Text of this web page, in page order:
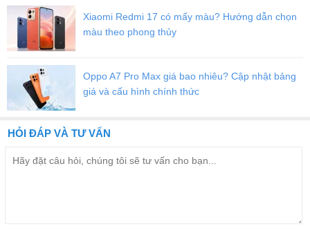
Xiaomi Redmi 17 có mấy màu? Hướng dẫn chọn
màu theo phong thủy
Oppo A7 Pro Max giá bao nhiêu? Cập nhật bảng
giá và cấu hình chính thức
HỎI ĐÁP VÀ TƯ VẤN